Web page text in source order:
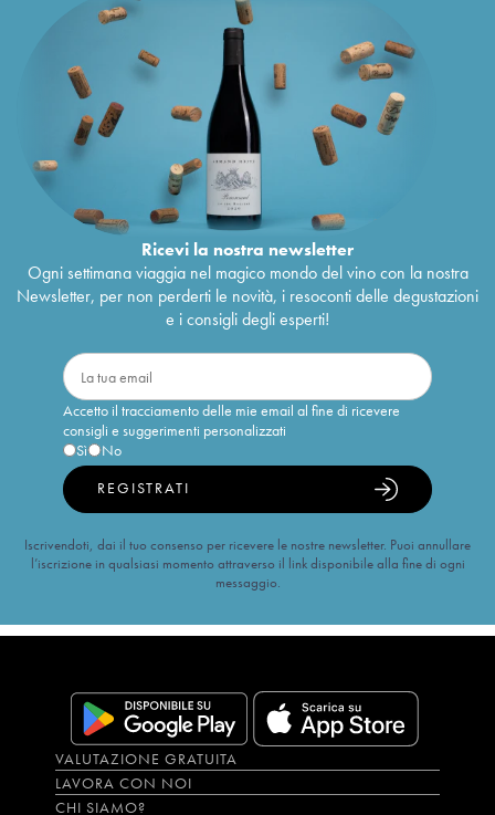
Ricevi la nostra newsletter
Ogni settimana viaggia nel magico mondo del vino con la nostra
Newsletter, per non perderti le novità, i resoconti delle degustazioni
e i consigli degli esperti!
Accetto il tracciamento delle mie email al fine di ricevere
consigli e suggerimenti personalizzati
Sì
No
REGISTRATI
Iscrivendoti, dai il tuo consenso per ricevere le nostre newsletter. Puoi annullare
l’iscrizione in qualsiasi momento attraverso il link disponibile alla fine di ogni
messaggio.
VALUTAZIONE GRATUITA
LAVORA CON NOI
CHI SIAMO?